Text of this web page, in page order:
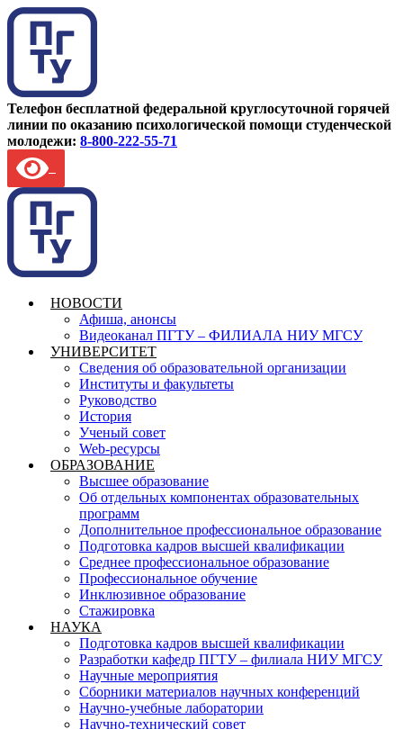
Телефон бесплатной федеральной круглосуточной горячей
линии по оказанию психологической помощи студенческой
молодежи: 8-800-222-55-71
НОВОСТИ
Афиша, анонсы
Видеоканал ПГТУ – ФИЛИАЛА НИУ МГСУ
УНИВЕРСИТЕТ
Сведения об образовательной организации
Институты и факультеты
Руководство
История
Ученый совет
Web-ресурсы
ОБРАЗОВАНИЕ
Высшее образование
Об отдельных компонентах образовательных
программ
Дополнительное профессиональное образование
Подготовка кадров высшей квалификации
Среднее профессиональное образование
Профессиональное обучение
Инклюзивное образование
Стажировка
НАУКА
Подготовка кадров высшей квалификации
Разработки кафедр ПГТУ – филиала НИУ МГСУ
Научные мероприятия
Сборники материалов научных конференций
Научно-учебные лаборатории
Научно-технический совет